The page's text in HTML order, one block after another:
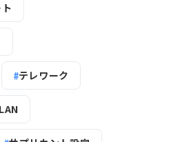
テレワーク